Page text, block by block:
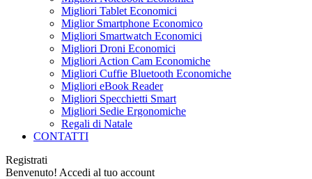
Migliori Tablet Economici
Miglior Smartphone Economico
Migliori Smartwatch Economici
Migliori Droni Economici
Migliori Action Cam Economiche
Migliori Cuffie Bluetooth Economiche
Migliori eBook Reader
Migliori Specchietti Smart
Migliori Sedie Ergonomiche
Regali di Natale
CONTATTI
Registrati
Benvenuto! Accedi al tuo account